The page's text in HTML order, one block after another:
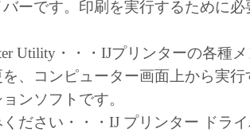
バーです。印刷を実行するために
Utility・・・IJプリンターの各種
を、コンピューター画面上から実
ンソフトです。
ください・・・IJ プリンター ドラ